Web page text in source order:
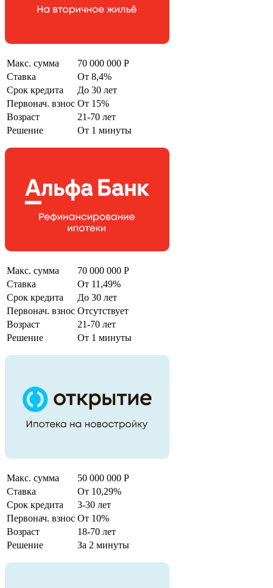
Макс. сумма
70 000 000 Р
Ставка
От 8,4%
Срок кредита
До 30 лет
Первонач. взнос От 15%
Возраст
21-70 лет
Решение
От 1 минуты
Макс. сумма
70 000 000 Р
Ставка
От 11,49%
Срок кредита
До 30 лет
Первонач. взнос Отсутствует
Возраст
21-70 лет
Решение
От 1 минуты
Макс. сумма
50 000 000 Р
Ставка
От 10,29%
Срок кредита
3-30 лет
Первонач. взнос От 10%
Возраст
18-70 лет
Решение
За 2 минуты